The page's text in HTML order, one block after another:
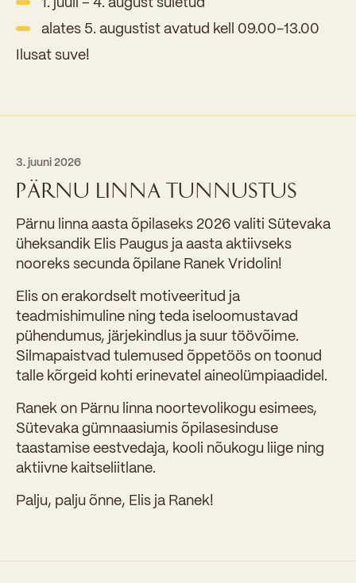
alates 5. augustist avatud kell 09.00-13.00
Ilusat suve!
3. juuni 2026
PÄRNU LINNA TUNNUSTUS
Pärnu linna aasta õpilaseks 2026 valiti Sütevaka
üheksandik Elis Paugus ja aasta aktiivseks
nooreks secunda õpilane Ranek Vridolin!
Elis on erakordselt motiveeritud ja
teadmishimuline ning teda iseloomustavad
pühendumus, järjekindlus ja suur töövõime.
Silmapaistvad tulemused õppetöös on toonud
talle kõrgeid kohti erinevatel aineolümpiaadidel.
Ranek on Pärnu linna noortevolikogu esimees,
Sütevaka gümnaasiumis õpilasesinduse
taastamise eestvedaja, kooli nõukogu liige ning
aktiivne kaitseliitlane.
Palju, palju õnne, Elis ja Ranek!